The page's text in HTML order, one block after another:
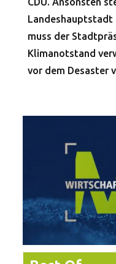
Landeshauptstadt
muss der
Klimanotstand
vor dem Desaster